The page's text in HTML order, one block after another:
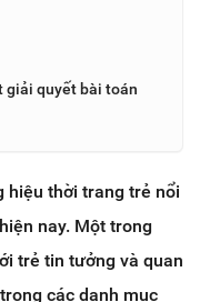
giải quyết bài toán
hiệu thời trang trẻ nổi
nay. Một trong
trẻ tin tưởng và quan
các danh mục